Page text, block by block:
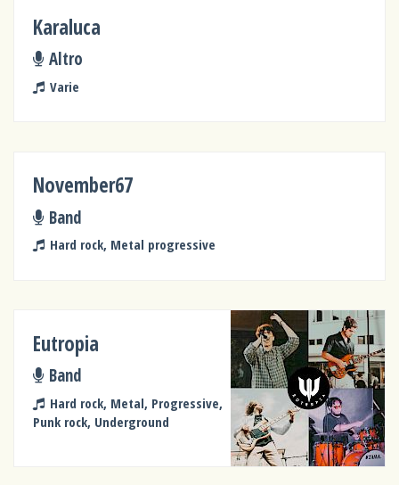
Karaluca
Altro
Varie
November67
Band
Hard rock, Metal progressive
Eutropia
Band
Hard rock, Metal, Progressive,
Punk rock, Underground